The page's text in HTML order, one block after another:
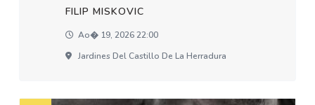
FILIP MISKOVIC
Ao� 19, 2026 22:00
Jardines Del Castillo De La Herradura